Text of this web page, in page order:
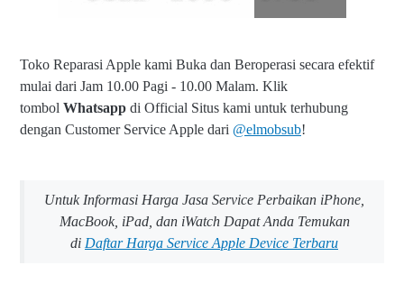
Toko Reparasi Apple kami Buka dan Beroperasi secara efektif
mulai dari Jam 10.00 Pagi - 10.00 Malam. Klik
tombol Whatsapp di Official Situs kami untuk terhubung
dengan Customer Service Apple dari @elmobsub!
Untuk Informasi Harga Jasa Service Perbaikan iPhone,
MacBook, iPad, dan iWatch Dapat Anda Temukan
di Daftar Harga Service Apple Device Terbaru